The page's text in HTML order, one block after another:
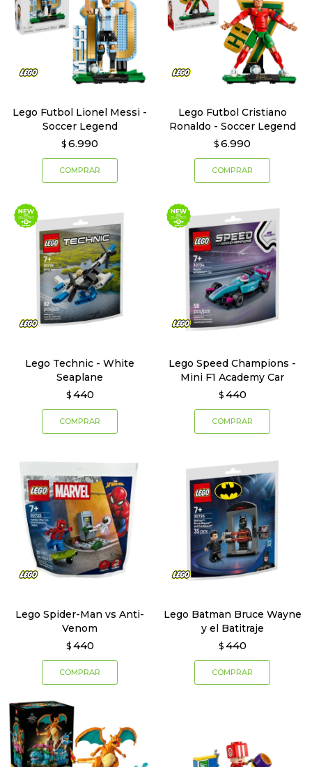
Lego Futbol Lionel Messi -
Soccer Legend
$ 6.990
Lego Futbol Cristiano
Ronaldo - Soccer Legend
$ 6.990
Lego Technic - White
Seaplane
$ 440
Lego Speed Champions -
Mini F1 Academy Car
$ 440
Lego Spider-Man vs Anti-
Venom
$ 440
Lego Batman Bruce Wayne
y el Batitraje
$ 440